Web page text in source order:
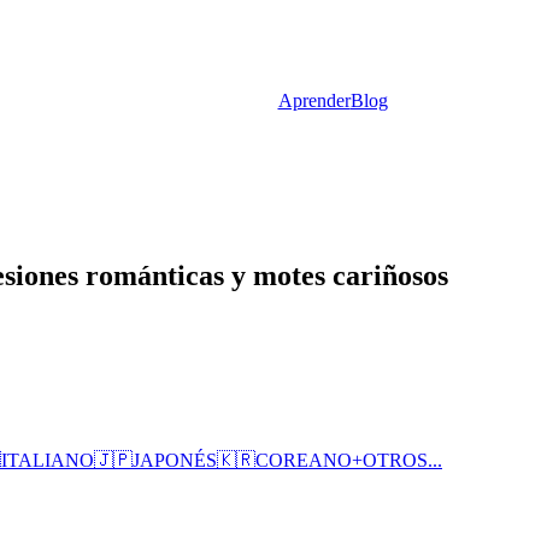
AprenderBlog
románticas y motes cariñosos
ITALIANO🇯🇵JAPONÉS🇰🇷COREANO+OTROS...